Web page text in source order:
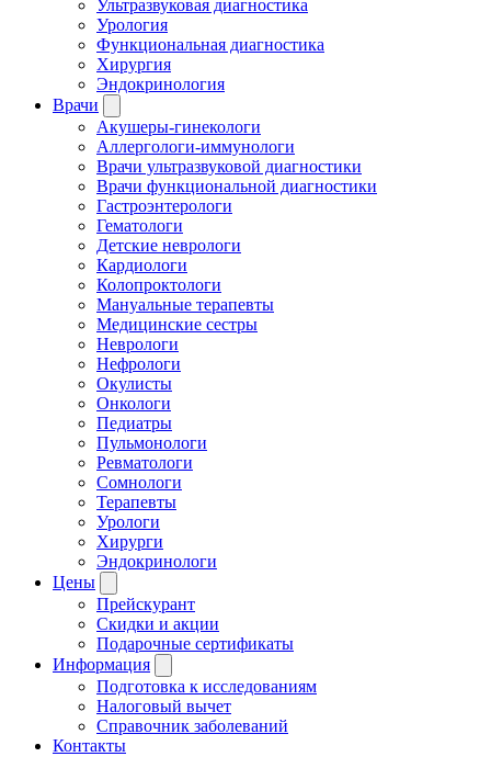
Ультразвуковая диагностика
Урология
Функциональная диагностика
Хирургия
Эндокринология
Врачи
Акушеры-гинекологи
Аллергологи-иммунологи
Врачи ультразвуковой диагностики
Врачи функциональной диагностики
Гастроэнтерологи
Гематологи
Детские неврологи
Кардиологи
Колопроктологи
Мануальные терапевты
Медицинские сестры
Неврологи
Нефрологи
Окулисты
Онкологи
Педиатры
Пульмонологи
Ревматологи
Сомнологи
Терапевты
Урологи
Хирурги
Эндокринологи
Цены
Прейскурант
Скидки и акции
Подарочные сертификаты
Информация
Подготовка к исследованиям
Налоговый вычет
Справочник заболеваний
Контакты